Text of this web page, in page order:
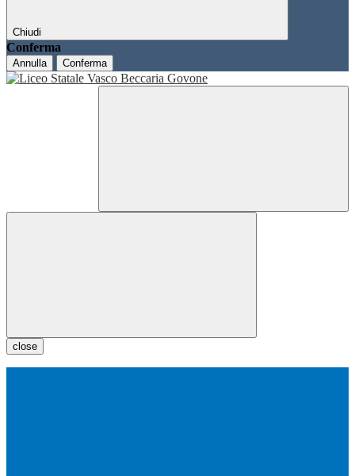
Chiudi
Conferma
Annulla Conferma
close